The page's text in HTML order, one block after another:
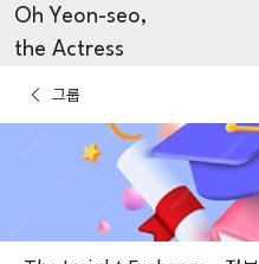
Oh Yeon-seo,
the Actress
그룹